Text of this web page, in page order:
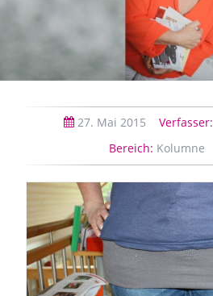
27. Mai 2015 Verfasser:
Bereich: Kolumne